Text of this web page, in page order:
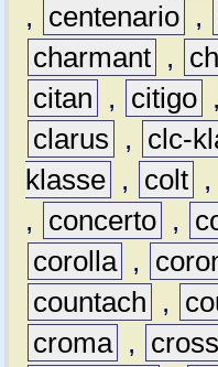
,
centenario ,
charmant ,
citan
, citigo ,
clarus
, clc-
klasse , colt ,
,
concerto ,
corolla ,
countach
,
croma , cross